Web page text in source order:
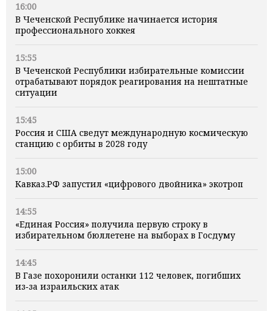
16:00
В Чеченской Республике начинается история
профессионального хоккея
15:55
В Чеченской Республики избирательные комиссии
отрабатывают порядок реагирования на нештатные
ситуации
15:45
Россия и США сведут международную космическую
станцию с орбиты в 2028 году
15:00
Кавказ.РФ запустил «цифрового двойника» экотроп
14:55
«Единая Россия» получила первую строку в
избирательном бюллетене на выборах в Госдуму
14:45
В Газе похоронили останки 112 человек, погибших
из‑за израильских атак